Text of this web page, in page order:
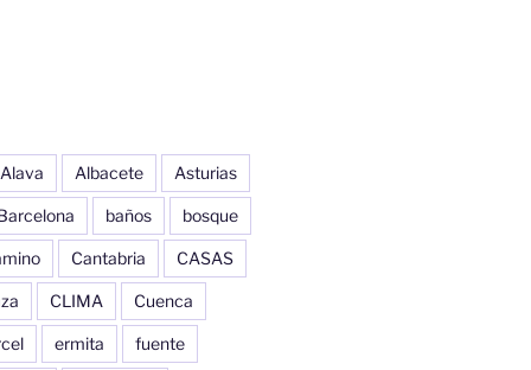
Alava Albacete Asturias
baños bosque
Cantabria CASAS
CLIMA Cuenca
ermita fuente